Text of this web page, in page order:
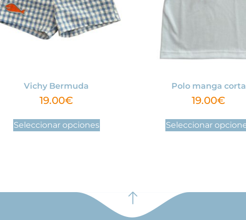
Vichy Bermuda
19.00€
Seleccionar opciones
Polo manga corta
19.00€
Seleccionar